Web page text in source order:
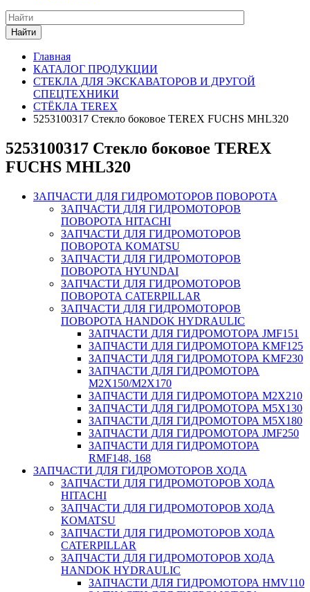
Найти
Главная
КАТАЛОГ ПРОДУКЦИИ
СТЕКЛА ДЛЯ ЭКСКАВАТОРОВ И ДРУГОЙ
СПЕЦТЕХНИКИ
СТЁКЛА TEREX
5253100317 Стекло боковое TEREX FUCHS MHL320
5253100317 Стекло боковое TEREX
FUCHS MHL320
ЗАПЧАСТИ ДЛЯ ГИДРОМОТОРОВ ПОВОРОТА
ЗАПЧАСТИ ДЛЯ ГИДРОМОТОРОВ
ПОВОРОТА HITACHI
ЗАПЧАСТИ ДЛЯ ГИДРОМОТОРОВ
ПОВОРОТА KOMATSU
ЗАПЧАСТИ ДЛЯ ГИДРОМОТОРОВ
ПОВОРОТА HYUNDAI
ЗАПЧАСТИ ДЛЯ ГИДРОМОТОРОВ
ПОВОРОТА CATERPILLAR
ЗАПЧАСТИ ДЛЯ ГИДРОМОТОРОВ
ПОВОРОТА HANDOK HYDRAULIC
ЗАПЧАСТИ ДЛЯ ГИДРОМОТОРА JMF151
ЗАПЧАСТИ ДЛЯ ГИДРОМОТОРА KMF125
ЗАПЧАСТИ ДЛЯ ГИДРОМОТОРА KMF230
ЗАПЧАСТИ ДЛЯ ГИДРОМОТОРА
M2X150/M2X170
ЗАПЧАСТИ ДЛЯ ГИДРОМОТОРА M2X210
ЗАПЧАСТИ ДЛЯ ГИДРОМОТОРА M5X130
ЗАПЧАСТИ ДЛЯ ГИДРОМОТОРА M5X180
ЗАПЧАСТИ ДЛЯ ГИДРОМОТОРА JMF250
ЗАПЧАСТИ ДЛЯ ГИДРОМОТОРА
RMF148, 168
ЗАПЧАСТИ ДЛЯ ГИДРОМОТОРОВ ХОДА
ЗАПЧАСТИ ДЛЯ ГИДРОМОТОРОВ ХОДА
HITACHI
ЗАПЧАСТИ ДЛЯ ГИДРОМОТОРОВ ХОДА
KOMATSU
ЗАПЧАСТИ ДЛЯ ГИДРОМОТОРОВ ХОДА
CATERPILLAR
ЗАПЧАСТИ ДЛЯ ГИДРОМОТОРОВ ХОДА
HANDOK HYDRAULIC
ЗАПЧАСТИ ДЛЯ ГИДРОМОТОРА HMV110